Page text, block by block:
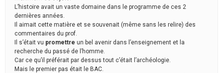
L’histoire avait un vaste domaine dans le programme de ces 2
dernières années.
Il aimait cette matière et se souvenait (même sans les relire) des
commentaires du prof.
Il s’était vu promettre un bel avenir dans l’enseignement et la
recherche du passé de l’homme.
Car ce qu’il préférait par dessus tout c’était l’archéologie.
Mais le premier pas était le BAC.